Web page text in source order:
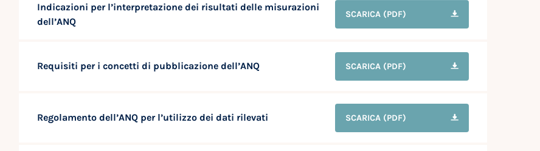
Indicazioni per l’interpretazione dei risultati delle misurazioni
dell’ANQ
SCARICA (PDF)
Requisiti per i concetti di pubblicazione dell’ANQ SCARICA (PDF)
Regolamento dell’ANQ per l’utilizzo dei dati rilevati SCARICA (PDF)